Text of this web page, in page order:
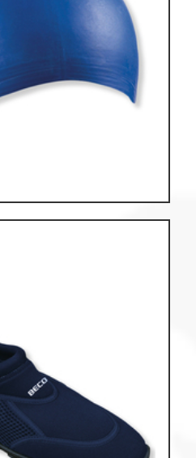
Turnen • Gymnastik • Ballett
Volleyball • Beachvolleyball
Wassersport
Zu den Ersatzteilen